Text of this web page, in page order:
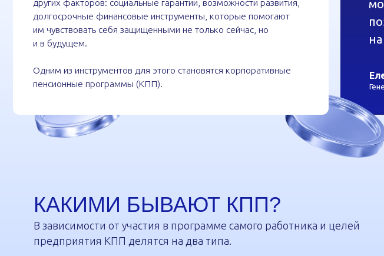
Елена
Генеральный
Одним из инструментов для этого становятся корпоративные
пенсионные программы (КПП).
КАКИМИ БЫВАЮТ КПП?
В зависимости от участия в программе самого работника и целей